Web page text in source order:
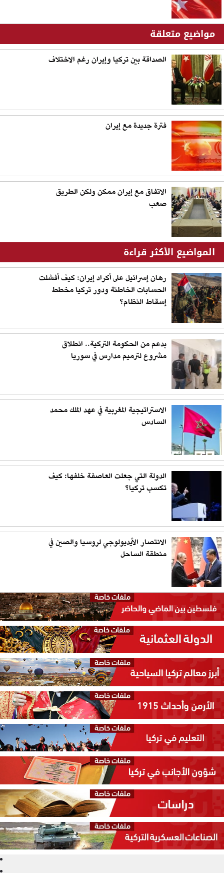
مواضيع متعلقة
الصداقة بين تركيا وإيران رغم الاختلاف
فترة جديدة مع إيران
الاتفاق مع إيران ممكن ولكن الطريق
صعب
المواضيع الأكثر قراءة
رهان إسرائيل على أكراد إيران: كيف أفشلت
الحسابات الخاطئة ودور تركيا مخطط
إسقاط النظام؟
بدعم من الحكومة التركية.. انطلاق
مشروع لترميم مدارس في سوريا
الاستراتيجية المغربية في عهد الملك محمد
السادس
الدولة التي جعلت العاصفة خلفها: كيف
تكسب تركيا؟
الانتصار الأيديولوجي لروسيا والصين في
منطقة الساحل